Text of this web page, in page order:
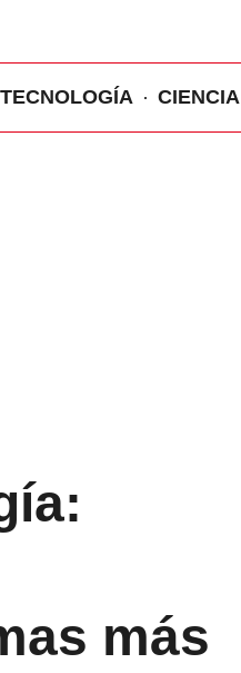
TECNOLOGÍA CIENCIA
más